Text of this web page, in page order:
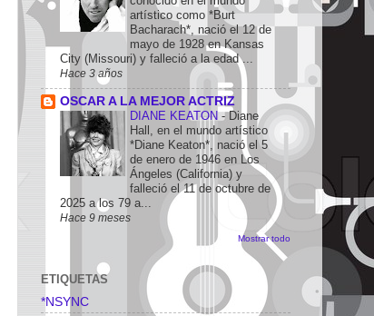
artístico como *Burt
Bacharach*, nació el 12 de
mayo de 1928 en Kansas
City (Missouri) y falleció a la edad ...
Hace 3 años
OSCAR A LA MEJOR ACTRIZ
DIANE KEATON-Diane
Hall, en el mundo artístico
*Diane Keaton*, nació el 5
de enero de 1946 en Los
Ángeles (California) y
falleció el 11 de octubre de
2025 a los 79 a...
Hace 9 meses
Mostrar todo
ETIQUETAS
*NSYNC